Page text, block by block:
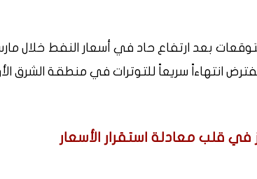
بعد ارتفاع حاد في أسعار النفط خلال
انتهاءاً سريعاً للتوترات في منطقة الشرق
قلب معادلة استقرار الأسعار